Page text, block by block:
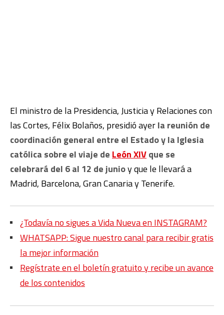
El ministro de la Presidencia, Justicia y Relaciones con
las Cortes, Félix Bolaños, presidió ayerla reunión de
coordinación general entre el Estado y la Iglesia
católica sobre el viaje de León XIVque se
celebrará del 6 al 12 de junioy que le llevará a
Madrid, Barcelona, Gran Canaria y Tenerife.
¿Todavía no sigues a Vida Nueva en INSTAGRAM?
WHATSAPP: Sigue nuestro canal para recibir gratis
la mejor información
Regístrate en el boletín gratuito y recibe un avance
de los contenidos